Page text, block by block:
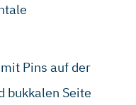
Pins auf der
bukkalen Seite